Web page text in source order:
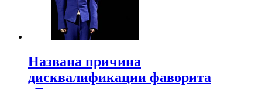
Названа причина
дисквалификации фаворита